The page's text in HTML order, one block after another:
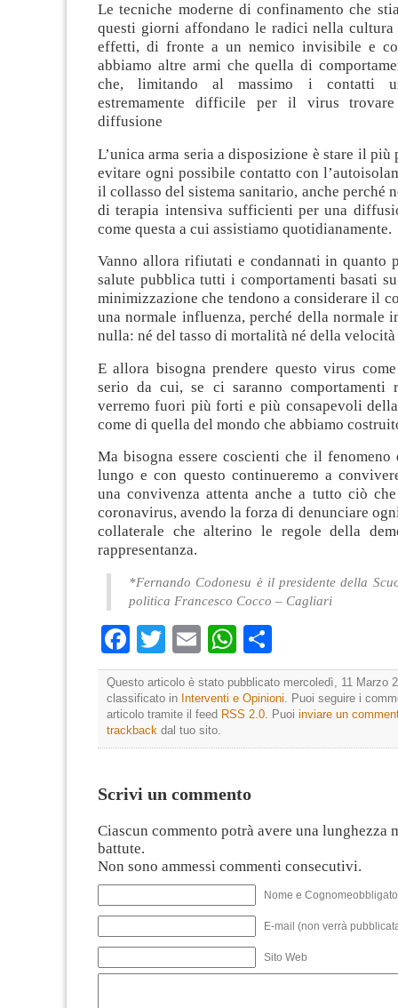
Le tecniche moderne di confinamento che
questi giorni affondano le radici nella cultura
effetti, di fronte a un nemico invisibile e
abbiamo altre armi che quella di
che, limitando al massimo i contatti
estremamente difficile per il virus
diffusione
L’unica arma seria a disposizione è stare il più
evitare ogni possibile contatto con
il collasso del sistema sanitario, anche perché
di terapia intensiva sufficienti per una
come questa a cui assistiamo quotidianamente.
Vanno allora rifiutati e condannati in quanto
salute pubblica tutti i comportamenti basati
minimizzazione che tendono a considerare il
una normale influenza, perché della normale
nulla: né del tasso di mortalità né della
E allora bisogna prendere questo virus
serio da cui, se ci saranno comportamenti
verremo fuori più forti e più consapevoli
come di quella del mondo che abbiamo
Ma bisogna essere coscienti che il fenomeno
lungo e con questo continueremo a
una convivenza attenta anche a tutto ciò
coronavirus, avendo la forza di denunciare
collaterale che alterino le regole della
rappresentanza.
*Fernando Codonesu è ilpresidente della
politica Francesco Cocco – Cagliari
Facebook
TwitterEmailWhatsApp
Questo articolo è stato pubblicato mercoledì, 11 Marzo
classificato in Interventi e Opinioni . Puoi seguire i
articolo tramite il feed RSS 2.0 . Puoi inviare un
trackback dal tuo sito.
Scrivi un commento
Ciascun commento potrà avere una lunghezza
battute.
Non sono ammessi commenti consecutivi.
Nome e
E-mail (non verrà
Sito Web